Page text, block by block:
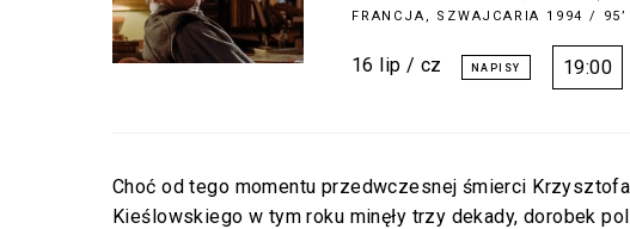
FRANCJA, SZWAJCARIA 1994 / 95’
16 lip / cz 19:00
Choć od tego momentu przedwczesnej śmierci Krzysztofa
Kieślowskiego w tym roku minęły trzy dekady, dorobek